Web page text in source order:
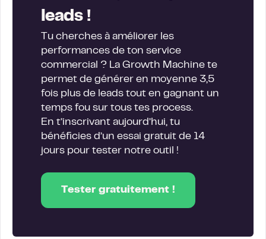
leads !
Tu cherches à améliorer les
performances de ton service
commercial ? La Growth Machine te
permet de générer en moyenne 3,5
fois plus de leads tout en gagnant un
temps fou sur tous tes process.
En t’inscrivant aujourd’hui, tu
bénéficies d’un essai gratuit de 14
jours pour tester notre outil !
Tester gratuitement !